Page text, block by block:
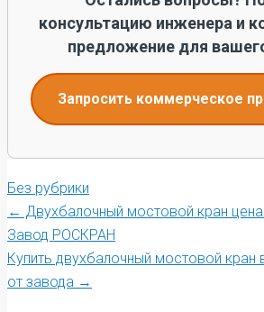
консультацию инженера и
предложение для
Запросить коммерческое
Без рубрики
Post
navigation
← Двухбалочный мостовой кран цена
Завод РОСКРАН
Купить двухбалочный мостовой кран
от завода →